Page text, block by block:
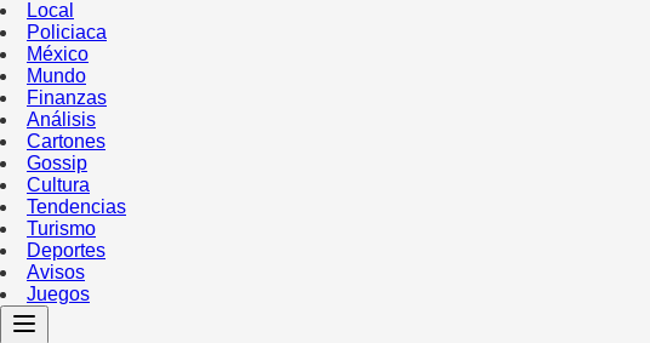
Local
Policiaca
México
Mundo
Finanzas
Análisis
Cartones
Gossip
Cultura
Tendencias
Turismo
Deportes
Avisos
Juegos